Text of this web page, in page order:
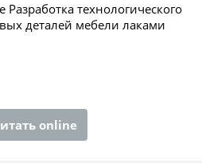
Разработка технологического
деталей мебели лаками
online